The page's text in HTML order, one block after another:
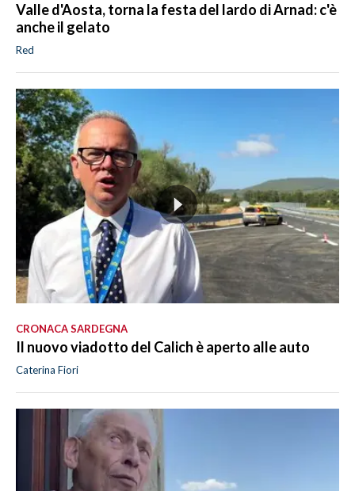
Valle d'Aosta, torna la festa del lardo di Arnad: c'è
anche il gelato
Red
CRONACA SARDEGNA
Il nuovo viadotto del Calich è aperto alle auto
Caterina Fiori